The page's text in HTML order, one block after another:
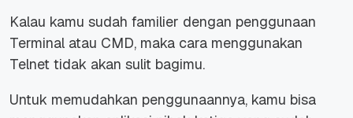
Kalau kamu sudah familier dengan penggunaan
Terminal atau CMD, maka cara menggunakan
Telnet tidak akan sulit bagimu.
Untuk memudahkan penggunaannya, kamu bisa